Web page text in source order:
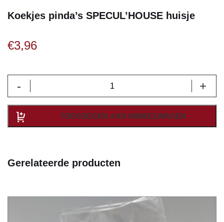
Koekjes pinda’s SPECUL’HOUSE huisje
€3,96
-
Koekjes
pinda's
SPECUL'HOUSE
huisje
aantal
+
TOEVOEGEN AAN WINKELWAGEN
Gerelateerde producten